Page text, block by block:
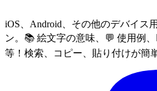
iOS、Android、その他のデバイス
ン。📚 絵文字の意味、💬 使用例
等！検索、コピー、貼り付けが簡